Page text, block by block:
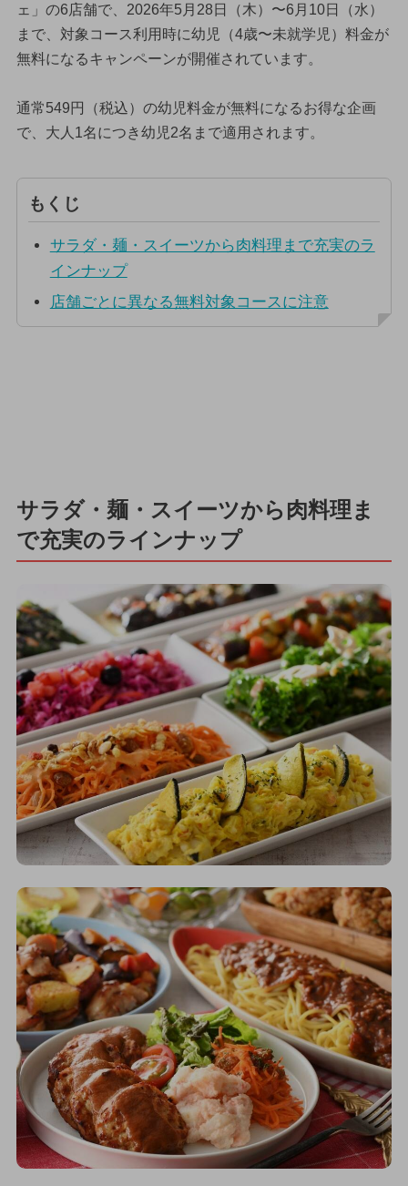
ェ」の6店舗で、2026年5月28日（木）〜6月10日（水）
まで、対象コース利用時に幼児（4歳〜未就学児）料金が
無料になるキャンペーンが開催されています。
通常549円（税込）の幼児料金が無料になるお得な企画
で、大人1名につき幼児2名まで適用されます。
もくじ
サラダ・麺・スイーツから肉料理まで充実のラ
インナップ
店舗ごとに異なる無料対象コースに注意
サラダ・麺・スイーツから肉料理ま
で充実のラインナップ